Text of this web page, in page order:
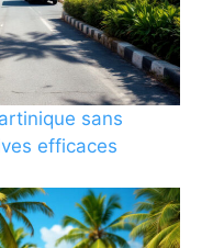
sans
efficaces